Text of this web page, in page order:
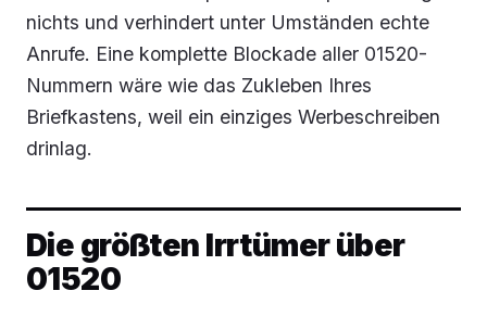
nichts und verhindert unter Umständen echte
Anrufe. Eine komplette Blockade aller 01520-
Nummern wäre wie das Zukleben Ihres
Briefkastens, weil ein einziges Werbeschreiben
drinlag.
Die größten Irrtümer über
01520